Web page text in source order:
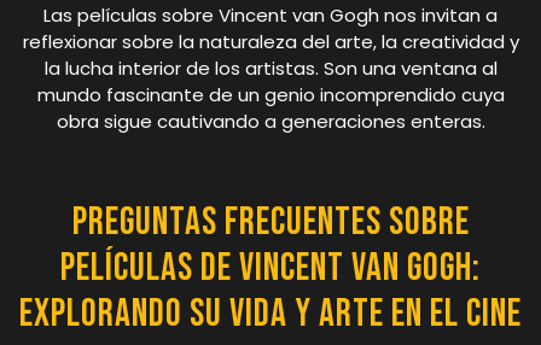
Las películas sobre Vincent van Gogh nos invitan a
reflexionar sobre la naturaleza del arte, la creatividad y
la lucha interior de los artistas. Son una ventana al
mundo fascinante de un genio incomprendido cuya
obra sigue cautivando a generaciones enteras.
Preguntas Frecuentes sobre
Películas de Vincent van Gogh:
Explorando su Vida y Arte en el Cine